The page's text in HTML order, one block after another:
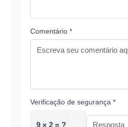
Comentário *
Verificação de segurança *
9 × 2 = ?